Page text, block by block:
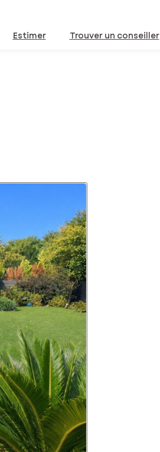
Estimer Trouver un conseiller